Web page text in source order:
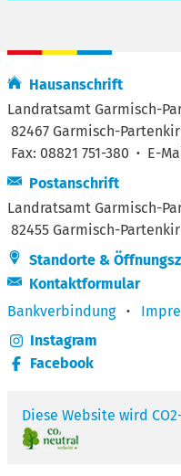
Hausanschrift
Landratsamt Garmisch-
82467 Garmisch-
Fax: 08821 751-380 · E-
Postanschrift
Landratsamt Garmisch-
82455 Garmisch-
Standorte &
Kontaktformular
Bankverbindung
·
Instagram
Facebook
Diese Website wird